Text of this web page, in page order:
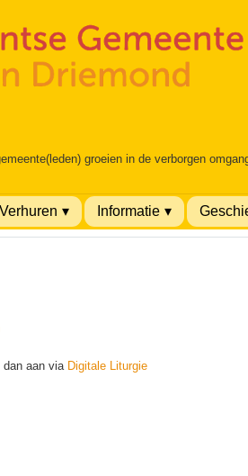
groeien in de verborgen
Verhuren Informatie
dan aan via Digitale Liturgie